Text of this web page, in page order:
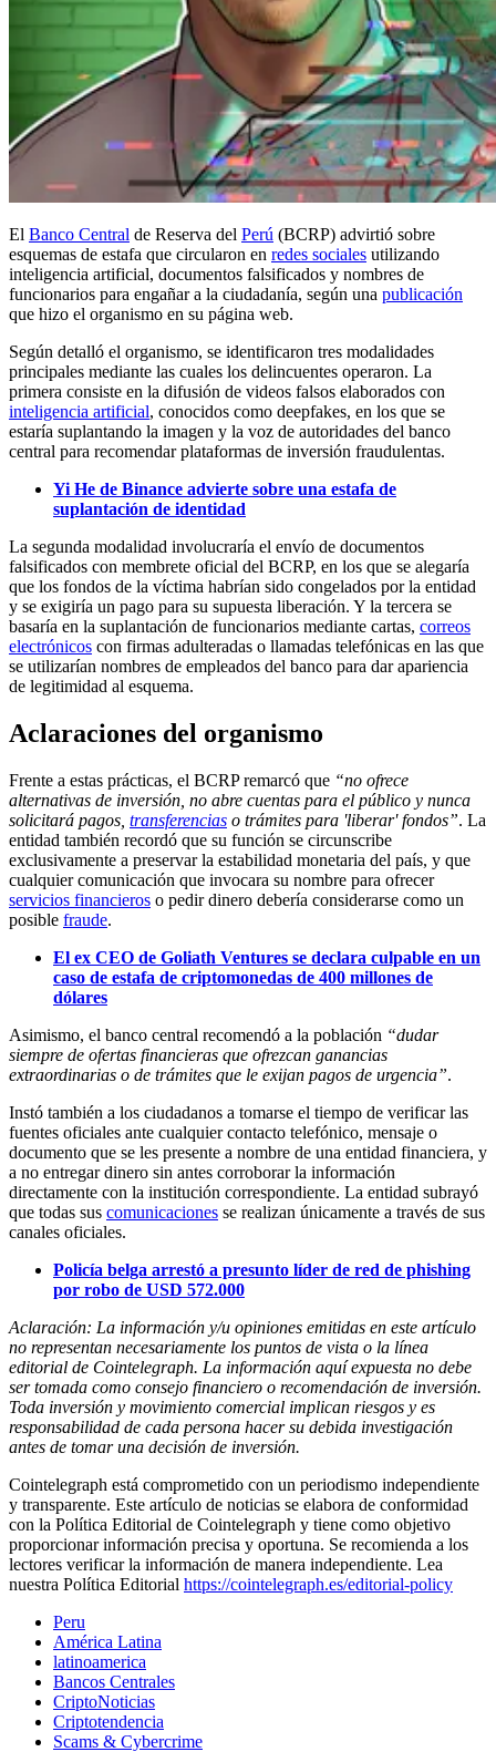
El Banco Central de Reserva del Perú (BCRP) advirtió sobre
esquemas de estafa que circularon en redes sociales utilizando
inteligencia artificial, documentos falsificados y nombres de
funcionarios para engañar a la ciudadanía, según una publicación
que hizo el organismo en su página web.
Según detalló el organismo, se identificaron tres modalidades
principales mediante las cuales los delincuentes operaron. La
primera consiste en la difusión de videos falsos elaborados con
inteligencia artificial, conocidos como deepfakes, en los que se
estaría suplantando la imagen y la voz de autoridades del banco
central para recomendar plataformas de inversión fraudulentas.
Yi He de Binance advierte sobre una estafa de
suplantación de identidad
La segunda modalidad involucraría el envío de documentos
falsificados con membrete oficial del BCRP, en los que se alegaría
que los fondos de la víctima habrían sido congelados por la entidad
y se exigiría un pago para su supuesta liberación. Y la tercera se
basaría en la suplantación de funcionarios mediante cartas, correos
electrónicos con firmas adulteradas o llamadas telefónicas en las que
se utilizarían nombres de empleados del banco para dar apariencia
de legitimidad al esquema.
Aclaraciones del organismo
Frente a estas prácticas, el BCRP remarcó que “no ofrece
alternativas de inversión, no abre cuentas para el público y nunca
solicitará pagos, transferencias o trámites para 'liberar' fondos”. La
entidad también recordó que su función se circunscribe
exclusivamente a preservar la estabilidad monetaria del país, y que
cualquier comunicación que invocara su nombre para ofrecer
servicios financieros o pedir dinero debería considerarse como un
posible fraude.
El ex CEO de Goliath Ventures se declara culpable en un
caso de estafa de criptomonedas de 400 millones de
dólares
Asimismo, el banco central recomendó a la población “dudar
siempre de ofertas financieras que ofrezcan ganancias
extraordinarias o de trámites que le exijan pagos de urgencia”.
Instó también a los ciudadanos a tomarse el tiempo de verificar las
fuentes oficiales ante cualquier contacto telefónico, mensaje o
documento que se les presente a nombre de una entidad financiera, y
a no entregar dinero sin antes corroborar la información
directamente con la institución correspondiente. La entidad subrayó
que todas sus comunicaciones se realizan únicamente a través de sus
canales oficiales.
Policía belga arrestó a presunto líder de red de phishing
por robo de USD 572.000
Aclaración: La información y/u opiniones emitidas en este artículo
no representan necesariamente los puntos de vista o la línea
editorial de Cointelegraph. La información aquí expuesta no debe
ser tomada como consejo financiero o recomendación de inversión.
Toda inversión y movimiento comercial implican riesgos y es
responsabilidad de cada persona hacer su debida investigación
antes de tomar una decisión de inversión.
Cointelegraph está comprometido con un periodismo independiente
y transparente. Este artículo de noticias se elabora de conformidad
con la Política Editorial de Cointelegraph y tiene como objetivo
proporcionar información precisa y oportuna. Se recomienda a los
lectores verificar la información de manera independiente. Lea
nuestra Política Editorial https://cointelegraph.es/editorial-policy
Peru
América Latina
latinoamerica
Bancos Centrales
CriptoNoticias
Criptotendencia
Scams & Cybercrime